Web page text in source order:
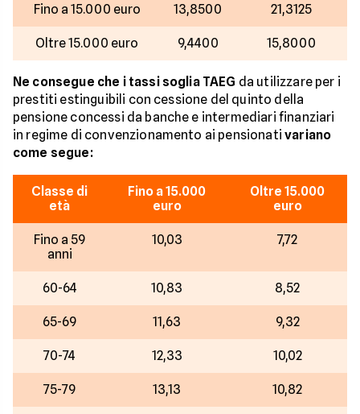
Fino a 15.000 euro 13,8500 21,3125
Oltre 15.000 euro 9,4400 15,8000
Ne consegue che i tassi soglia TAEG da utilizzare per i
prestiti estinguibili con cessione del quinto della
pensione concessi da banche e intermediari finanziari
in regime di convenzionamento ai pensionativariano
come segue:
Classe di
età
Fino a 15.000
euro
Oltre 15.000
euro
Fino a 59
anni
10,03 7,72
60-64 10,83 8,52
65-69 11,63 9,32
70-74 12,33 10,02
75-79 13,13 10,82